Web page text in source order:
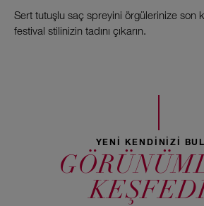
Sert tutuşlu saç spreyini örgülerinize son
festival stilinizin tadını çıkarın.
YENİ KENDİNİZİ